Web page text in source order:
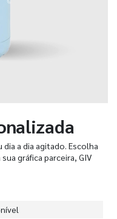
a dia agitado. Escolha
gráfica parceira, GIV